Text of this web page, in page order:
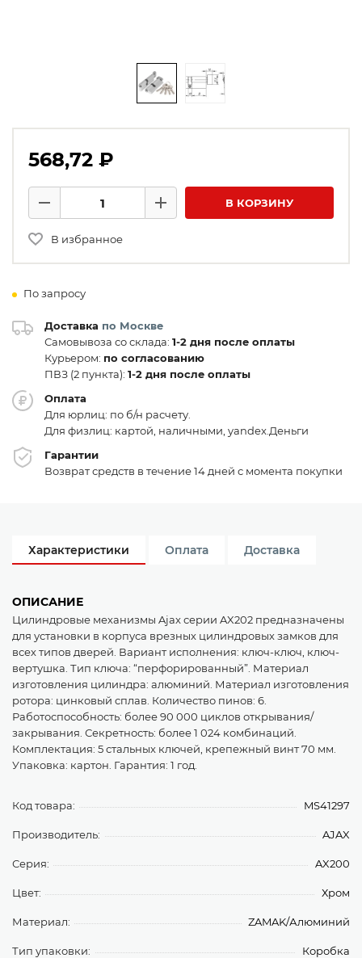
568,72 ₽
Минус
Плюс В КОРЗИНУ
В избранное
По запросу
Доставка по Москве
Самовывоза со склада: 1-2 дня после оплаты
Курьером: по согласованию
ПВЗ (2 пункта): 1-2 дня после оплаты
Оплата
Для юрлиц: по б/н расчету.
Для физлиц: картой, наличными, yandex.Деньги
Гарантии
Возврат средств в течение 14 дней с момента покупки
Характеристики Оплата Доставка
ОПИСАНИЕ
Цилиндровые механизмы Ajax серии AX202 предназначены
для установки в корпуса врезных цилиндровых замков для
всех типов дверей. Вариант исполнения: ключ-ключ, ключ-
вертушка. Тип ключа: “перфорированный”. Материал
изготовления цилиндра: алюминий. Материал изготовления
ротора: цинковый сплав. Количество пинов: 6.
Работоспособность: более 90 000 циклов открывания/
закрывания. Секретность: более 1 024 комбинаций.
Комплектация: 5 стальных ключей, крепежный винт 70 мм.
Упаковка: картон. Гарантия: 1 год.
Код товара: MS41297
Производитель: AJAX
Серия: AX200
Цвет: Хром
Материал: ZAMAK/Алюминий
Тип упаковки: Коробка